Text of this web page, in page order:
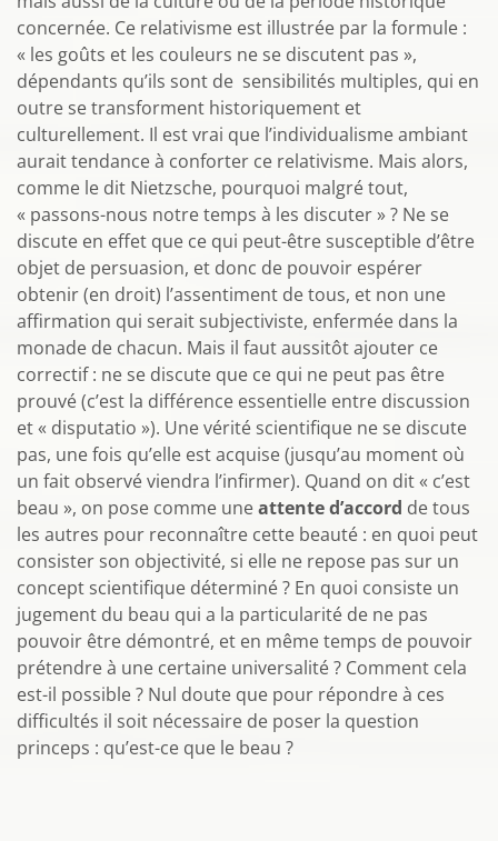
concernée. Ce relativisme est illustrée par la formule :
« les goûts et les couleurs ne se discutent pas »,
dépendants qu’ils sont de sensibilités multiples, qui en
outre se transforment historiquement et
culturellement. Il est vrai que l’individualisme ambiant
aurait tendance à conforter ce relativisme. Mais alors,
comme le dit Nietzsche, pourquoi malgré tout,
« passons-nous notre temps à les discuter » ? Ne se
discute en effet que ce qui peut-être susceptible d’être
objet de persuasion, et donc de pouvoir espérer
obtenir (en droit) l’assentiment de tous, et non une
affirmation qui serait subjectiviste, enfermée dans la
monade de chacun. Mais il faut aussitôt ajouter ce
correctif : ne se discute que ce qui ne peut pas être
prouvé (c’est la différence essentielle entre discussion
et « disputatio »). Une vérité scientifique ne se discute
pas, une fois qu’elle est acquise (jusqu’au moment où
un fait observé viendra l’infirmer). Quand on dit « c’est
beau », on pose comme uneattente d’accord de tous
les autres pour reconnaître cette beauté : en quoi peut
consister son objectivité, si elle ne repose pas sur un
concept scientifique déterminé ? En quoi consiste un
jugement du beau qui a la particularité de ne pas
pouvoir être démontré, et en même temps de pouvoir
prétendre à une certaine universalité ? Comment cela
est-il possible ? Nul doute que pour répondre à ces
difficultés il soit nécessaire de poser la question
princeps : qu’est-ce que le beau ?